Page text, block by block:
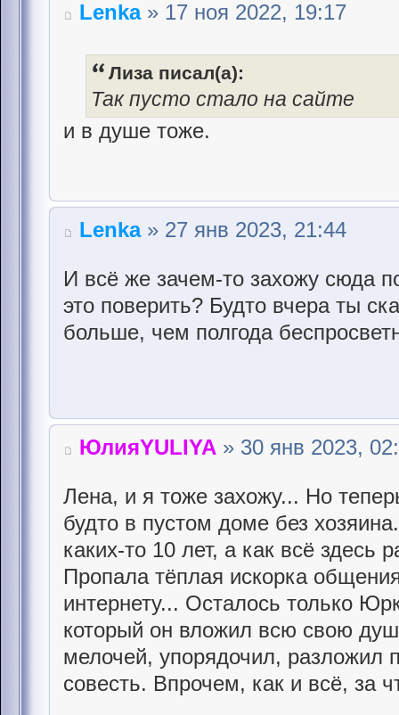
Lenka» 17 ноя 2022, 19:17
Лиза писал(а):
Так пусто стало на сайте
и в душе тоже.
Lenka» 27 янв 2023, 21:44
И всё же зачем-то захожу сюда
это поверить? Будто вчера ты
больше, чем полгода
ЮлияYULIYA » 30 янв 2023,
Лена, и я тоже захожу... Но
будто в пустом доме без
каких-то 10 лет, а как всё здесь
Пропала тёплая искорка
интернету... Осталось только
который он вложил всю свою
мелочей, упорядочил, разложил
совесть. Впрочем, как и всё, за